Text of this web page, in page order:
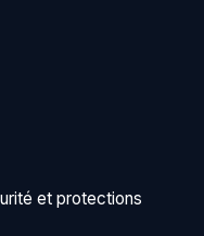
et protections